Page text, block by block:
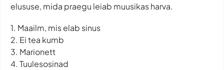
elususe, mida praegu leiab muusikas harva.
1. Maailm, mis elab sinus
2. Ei tea kumb
3. Marionett
4. Tuulesosinad